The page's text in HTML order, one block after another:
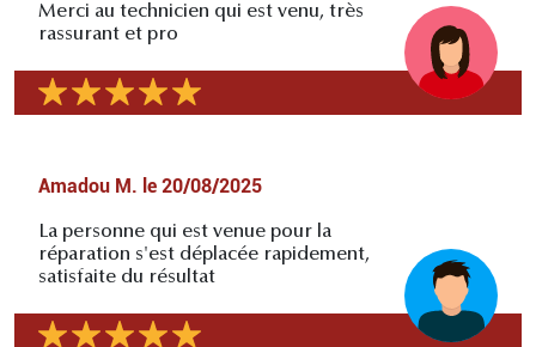
Merci au technicien qui est venu, très
rassurant et pro
Amadou M. le 20/08/2025
La personne qui est venue pour la
réparation s'est déplacée rapidement,
satisfaite du résultat